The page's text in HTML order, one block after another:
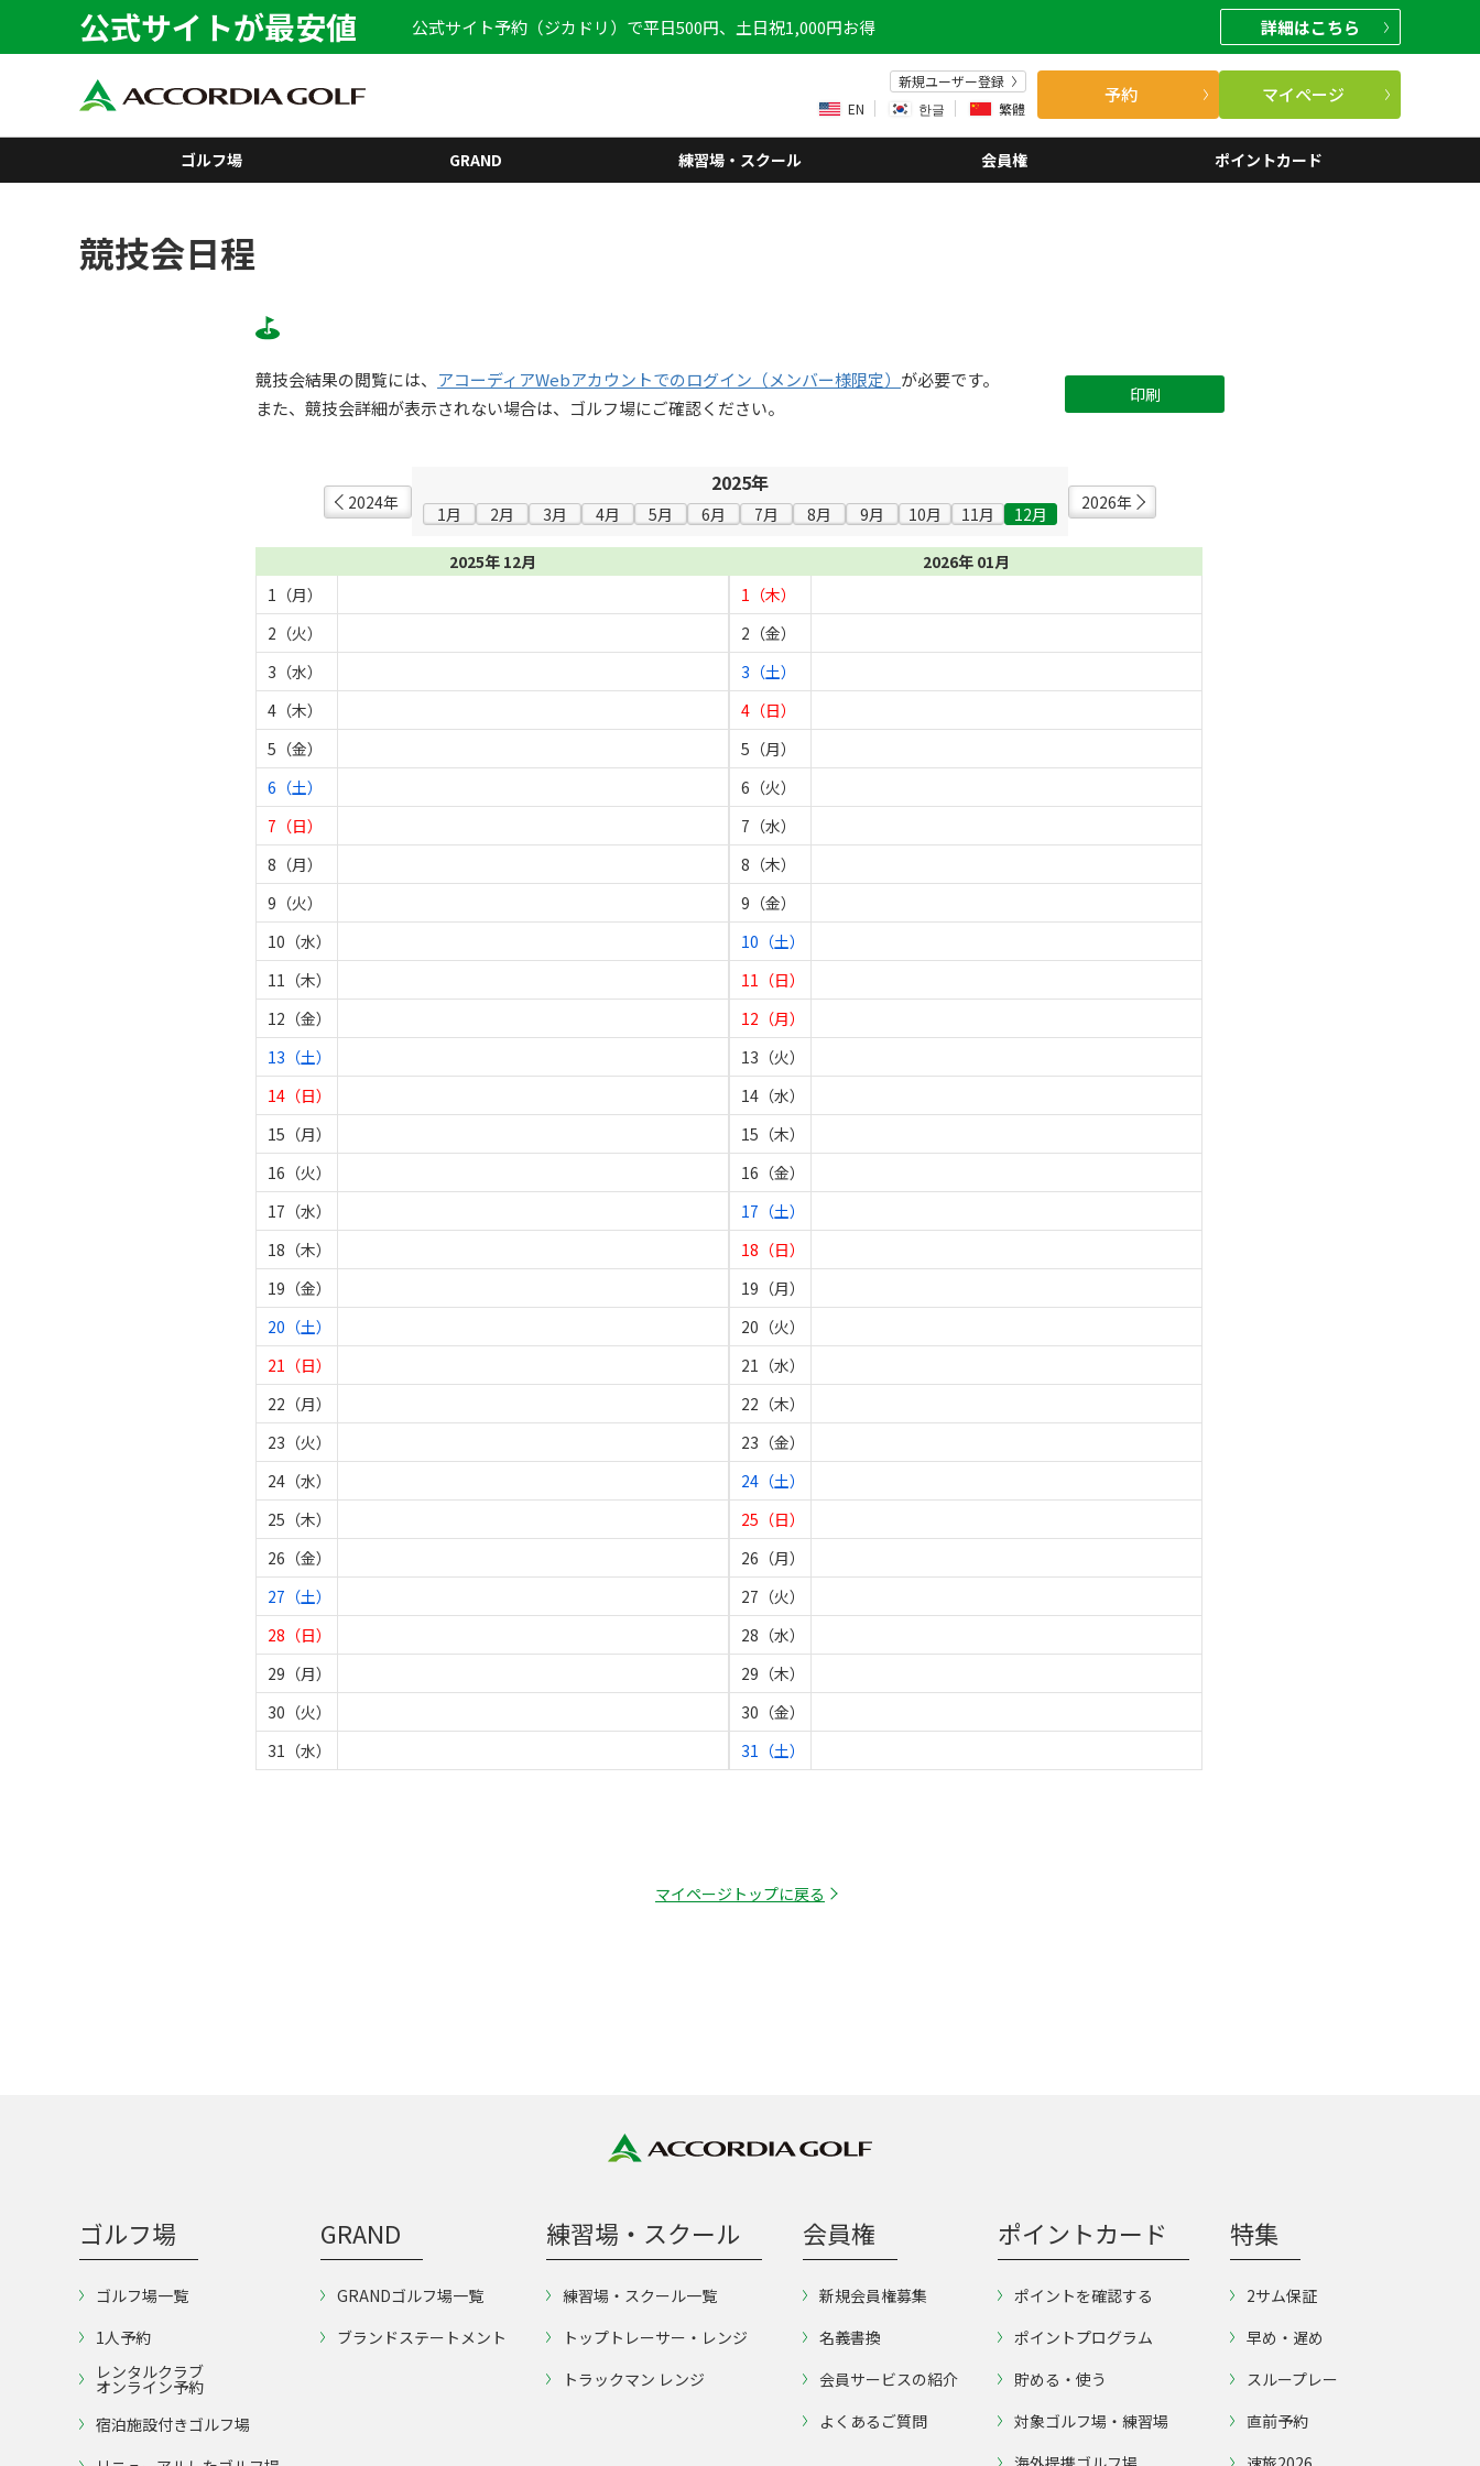
公式サイトが最安値 公式サイト予約（ジカドリ）で平日500円、土日祝1,000円お得 詳細はこちら
新規ユーザー登録
EN
한글 繁體
予約 マイページ
ゴルフ場 GRAND 練習場・スクール 会員権 ポイントカード
競技会日程
競技会結果の閲覧には、 アコーディアWebアカウントでのログイン（メンバー様限定） が必要です。
また、競技会詳細が表示されない場合は、ゴルフ場にご確認ください。
印刷
2024年
2025年
1月 2月 3月 4月 5月 6月 7月 8月 9月 10月 11月 12月
2026年
2025年 12月
1（月）
2（火）
3（水）
4（木）
5（金）
6（土）
7（日）
8（月）
9（火）
10（水）
11（木）
12（金）
13（土）
14（日）
15（月）
16（火）
17（水）
18（木）
19（金）
20（土）
21（日）
22（月）
23（火）
24（水）
25（木）
26（金）
27（土）
28（日）
29（月）
30（火）
31（水）
2026年 01月
1（木）
2（金）
3（土）
4（日）
5（月）
6（火）
7（水）
8（木）
9（金）
10（土）
11（日）
12（月）
13（火）
14（水）
15（木）
16（金）
17（土）
18（日）
19（月）
20（火）
21（水）
22（木）
23（金）
24（土）
25（日）
26（月）
27（火）
28（水）
29（木）
30（金）
31（土）
マイページトップに戻る
ゴルフ場
ゴルフ場一覧
1人予約
レンタルクラブ
オンライン予約
宿泊施設付きゴルフ場
GRAND
GRANDゴルフ場一覧
ブランドステートメント
練習場・スクール
練習場・スクール一覧
トップトレーサー・レンジ
トラックマン レンジ
会員権
新規会員権募集
名義書換
会員サービスの紹介
よくあるご質問
ポイントカード
ポイントを確認する
ポイントプログラム
貯める・使う
対象ゴルフ場・練習場
特集
2サム保証
早め・遅め
スループレー
直前予約